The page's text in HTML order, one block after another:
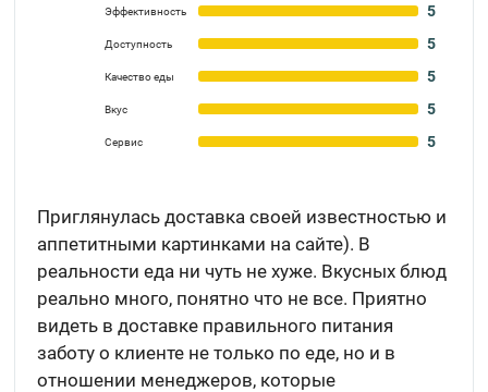
Эффективность 5
Доступность 5
Качество еды 5
Вкус 5
Сервис 5
Приглянулась доставка своей известностью и
аппетитными картинками на сайте). В
реальности еда ни чуть не хуже. Вкусных блюд
реально много, понятно что не все. Приятно
видеть в доставке правильного питания
заботу о клиенте не только по еде, но и в
отношении менеджеров, которые